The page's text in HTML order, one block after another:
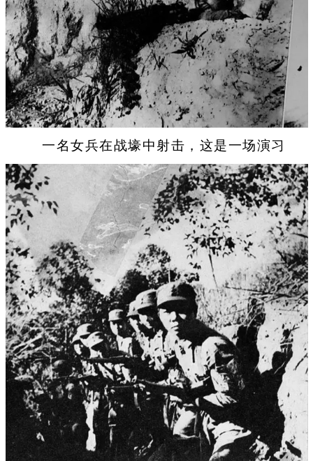
一名女兵在战壕中射击，这是一场演习